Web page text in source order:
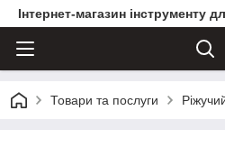
Інтернет-магазин інструменту
Товари та послуги